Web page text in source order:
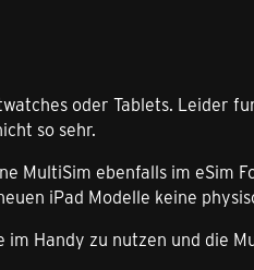
oder Tablets. Leider
so sehr.
MultiSim ebenfalls im eSim
iPad Modelle keine
Handy zu nutzen und die